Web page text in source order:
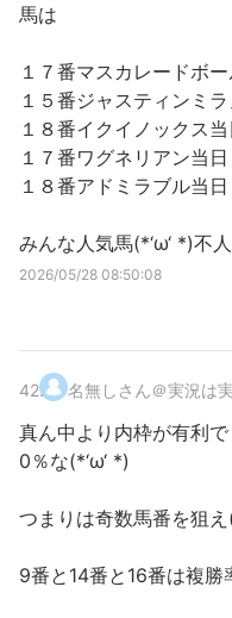
馬は
１７番マスカレードボ
１５番ジャスティンミ
１８番イクイノックス
１７番ワグネリアン当
１８番アドミラブル当
みんな人気馬(*‘ω‘ *)不
2026/05/28 08:50:08
42. 名無しさん＠実況は
真ん中より内枠が有利
0％な(*‘ω‘ *)
つまりは奇数馬番を狙え
9番と14番と16番は複勝